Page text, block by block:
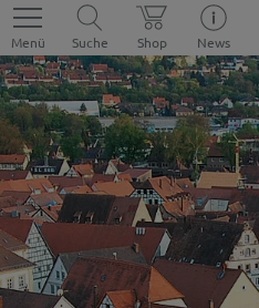
Menü Suche Shop News